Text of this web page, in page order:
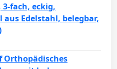
fach, eckig,
aus Edelstahl, belegbar,